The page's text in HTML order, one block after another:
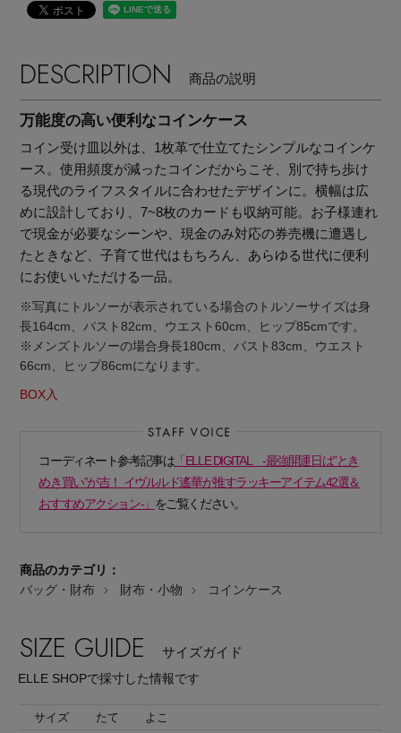
主役級ニットが揃う「シーエフシーエル」の
POP UPがスタート
DESCRIPTION 商品の説明
万能度の高い便利なコインケース
コイン受け皿以外は、1枚革で仕立てたシンプルなコインケ
ース。使用頻度が減ったコインだからこそ、別で持ち歩け
る現代のライフスタイルに合わせたデザインに。横幅は広
めに設計しており、7~8枚のカードも収納可能。お子様連れ
で現金が必要なシーンや、現金のみ対応の券売機に遭遇し
たときなど、子育て世代はもちろん、あらゆる世代に便利
にお使いいただける一品。
※写真にトルソーが表示されている場合のトルソーサイズは身
長164cm、バスト82cm、ウエスト60cm、ヒップ85cmです。
※メンズトルソーの場合身長180cm、バスト83cm、ウエスト
66cm、ヒップ86cmになります。
BOX入
コーディネート参考記事は「ELLE DIGITAL -最強開運日は”とき
めき買い”が吉！ イヴルルド遙華が推すラッキーアイテム42選＆
おすすめアクション-」 をご覧ください。
商品のカテゴリ：
バッグ・財布
財布・小物 コインケース
SIZE GUIDE サイズガイド
ELLE SHOPで採寸した情報です
サイズ たて よこ